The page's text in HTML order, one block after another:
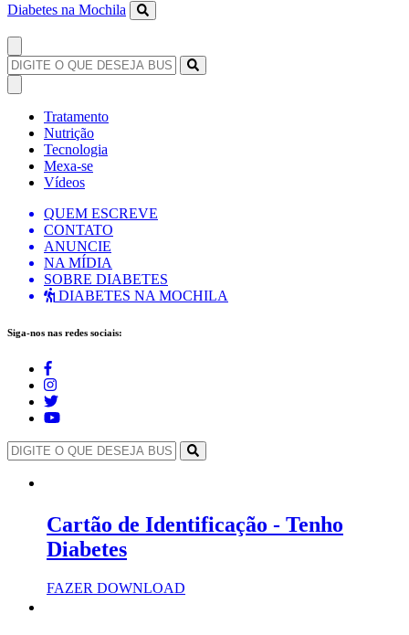
Diabetes na Mochila
Tratamento
Nutrição
Tecnologia
Mexa-se
Vídeos
QUEM ESCREVE
CONTATO
ANUNCIE
NA MÍDIA
SOBRE DIABETES
DIABETES NA MOCHILA
Siga-nos nas redes sociais:
Cartão de Identificação - Tenho
Diabetes
FAZER DOWNLOAD